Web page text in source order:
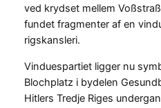
ved krydset mellem
fundet fragmenter af en
rigskansleri.
Vinduespartiet ligger nu
Blochplatz i bydelen
Hitlers Tredje Riges